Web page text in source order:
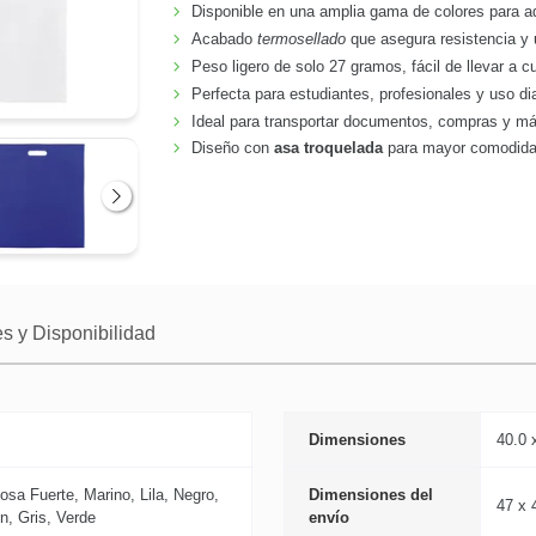
Siguiente
Disponible en una amplia gama de colores para
Acabadotermosellado que asegura resistencia y
Peso ligero de solo 27 gramos, fácil de llevar a
Perfecta para estudiantes, profesionales y uso
Ideal para transportar documentos, compras y
Diseño conasa troqueladapara mayor
y Disponibilidad
Fuerte, Marino, Lila, Negro,
Gris, Verde
Dimensiones 40.0
Dimensiones del
envío
47 x